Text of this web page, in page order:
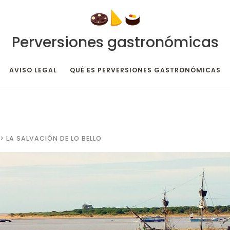
Perversiones gastronómicas
AVISO LEGAL QUÉ ES PERVERSIONES GASTRONÓMICAS
LA SALVACIÓN DE LO BELLO